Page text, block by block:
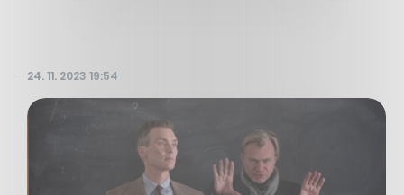
24. 11. 2023 19:54